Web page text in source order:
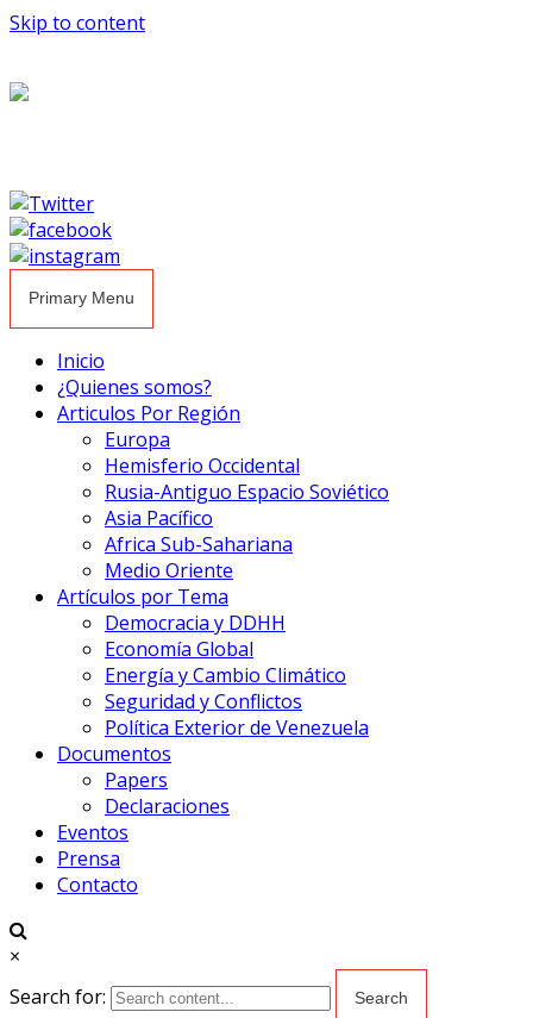
Skip to content
Primary Menu
Inicio
¿Quienes somos?
Articulos Por Región
Europa
Hemisferio Occidental
Rusia-Antiguo Espacio Soviético
Asia Pacífico
Africa Sub-Sahariana
Medio Oriente
Artículos por Tema
Democracia y DDHH
Economía Global
Energía y Cambio Climático
Seguridad y Conflictos
Política Exterior de Venezuela
Documentos
Papers
Declaraciones
Eventos
Prensa
Contacto
×
Search for: